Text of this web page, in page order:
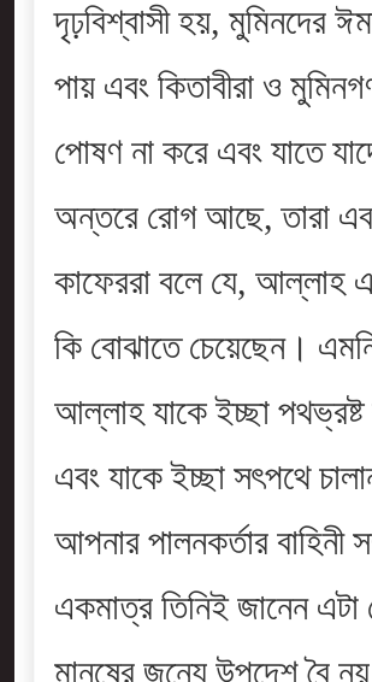
দৃঢ়বিশ্বাসী হয়, মুমিনদের
পায় এবং কিতাবীরা ও
পোষণ না করে এবং যাতে
অন্তরে রোগ আছে, তারা
কাফেররা বলে যে, আল্লাহ
কি বোঝাতে চেয়েছেন।
আল্লাহ যাকে ইচ্ছা
এবং যাকে ইচ্ছা সৎপথে
আপনার পালনকর্তার বাহিনী
একমাত্র তিনিই জানেন এটা